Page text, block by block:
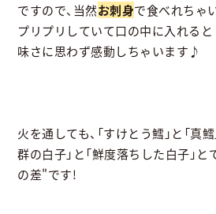
ですので、当然お刺身で食べれちゃ
プリプリしていて口の中に入れる
味さに思わず感動しちゃいます♪
火を通しても、「すけとう鱈」と「真
群の白子」と「鮮度落ちした白子」
の差"です!